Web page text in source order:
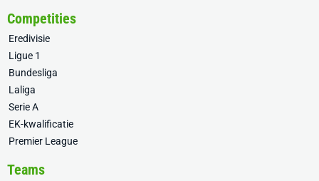
Competities
Eredivisie
Ligue 1
Bundesliga
Laliga
Serie A
EK-kwalificatie
Premier League
Teams